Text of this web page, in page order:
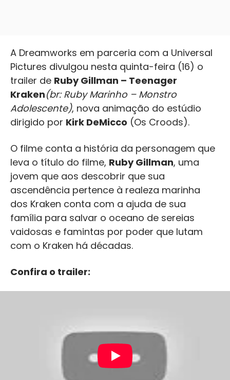
A Dreamworks em parceria com a Universal
Pictures divulgou nesta quinta-feira (16) o
trailer de Ruby Gillman – Teenager
Kraken(br: Ruby Marinho – Monstro
Adolescente), nova animação do estúdio
dirigido por Kirk DeMicco (Os Croods).
O filme conta a história da personagem que
leva o título do filme, Ruby Gillman, uma
jovem que aos descobrir que sua
ascendência pertence à realeza marinha
dos Kraken conta com a ajuda de sua
família para salvar o oceano de sereias
vaidosas e famintas por poder que lutam
com o Kraken há décadas.
Confira o trailer: